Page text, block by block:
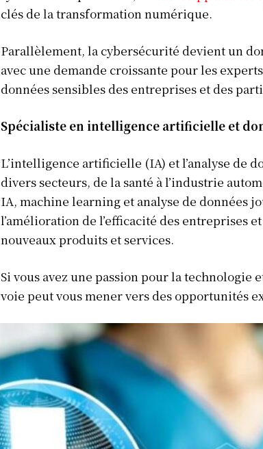
clés de la transformation numérique.
Parallèlement, la cybersécurité devient un
avec une demande croissante pour les
données sensibles des entreprises et des
Spécialiste en intelligence artificielle et
L’intelligence artificielle (IA) et l’analyse de
divers secteurs, de la santé à l’industrie
IA, machine learning et analyse de données
l’amélioration de l’efficacité des entreprises
nouveaux produits et services.
Si vous avez une passion pour la technologie
voie peut vous mener vers des opportunités